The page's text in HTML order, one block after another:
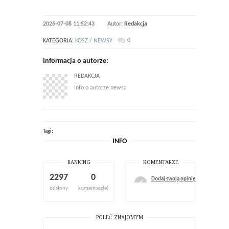
2026-07-08 11:52:43 Autor: Redakcja
KATEGORIA: KOSZ / NEWSY 0
Informacja o autorze:
REDAKCJA
Info o autorze newsa
Tagi:
INFO
RANKING
2297
odsłony
0
komentarz(e)
KOMENTARZE
Dodaj swoją opinię
POLEĆ ZNAJOMYM